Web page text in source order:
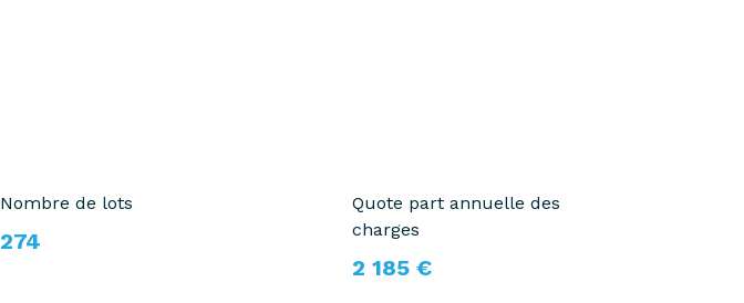
Nombre de lots
274
Quote part annuelle des
charges
2 185 €